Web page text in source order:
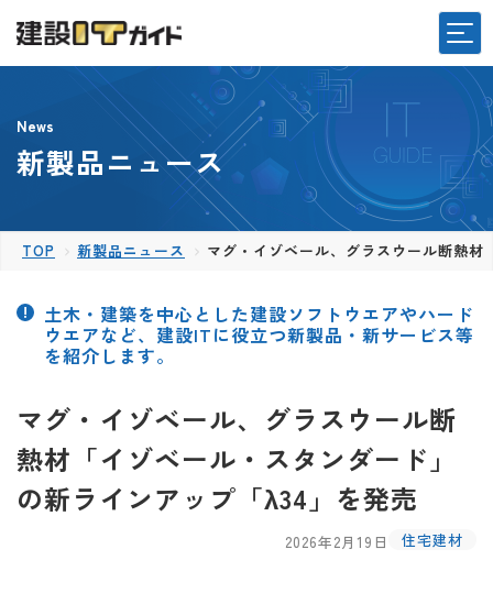
News
新製品ニュース
TOP 新製品ニュース マグ・イゾベール、グラスウール断熱
土木・建築を中心とした建設ソフトウエアやハード
ウエアなど、建設ITに役立つ新製品・新サービス等
を紹介します。
マグ・イゾベール、グラスウール断
熱材「イゾベール・スタンダード」
の新ラインアップ「λ34」を発売
2026年2月19日 住宅建材